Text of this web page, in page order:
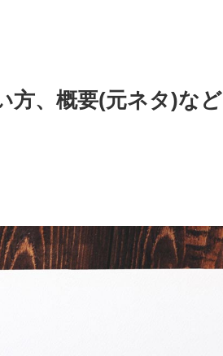
方、概要(元ネタ)など